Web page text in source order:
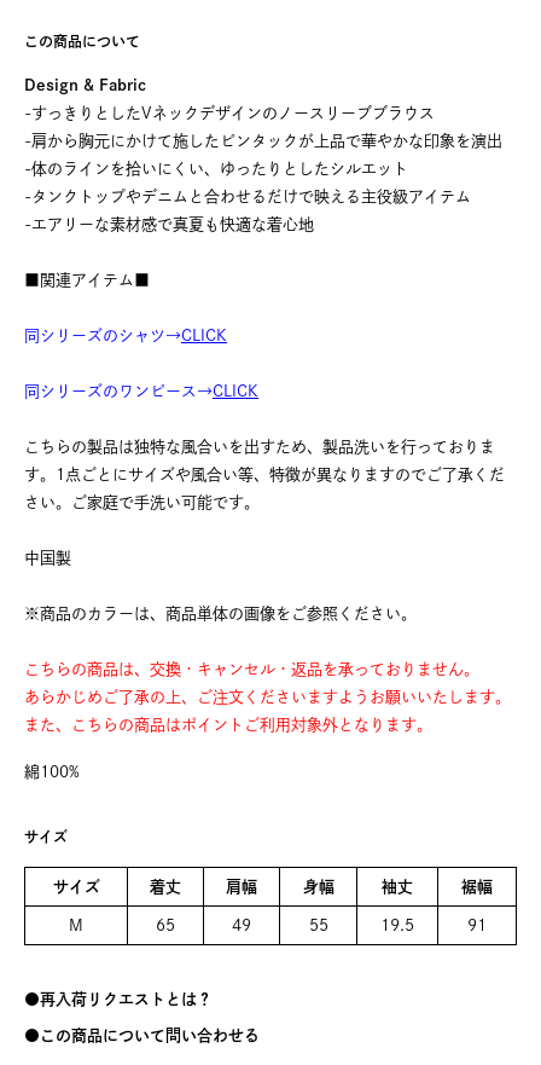
この商品について
Design & Fabric
-すっきりとしたVネックデザインのノースリーブブラウス
-肩から胸元にかけて施したピンタックが上品で華やかな印象を演出
-体のラインを拾いにくい、ゆったりとしたシルエット
-タンクトップやデニムと合わせるだけで映える主役級アイテム
-エアリーな素材感で真夏も快適な着心地
■関連アイテム■
同シリーズのシャツ→CLICK
同シリーズのワンピース→CLICK
こちらの製品は独特な風合いを出すため、製品洗いを行っておりま
す。1点ごとにサイズや風合い等、特徴が異なりますのでご了承くだ
さい。ご家庭で手洗い可能です。
中国製
※商品のカラーは、商品単体の画像をご参照ください。
こちらの商品は、交換・キャンセル・返品を承っておりません。
あらかじめご了承の上、ご注文くださいますようお願いいたします。
また、こちらの商品はポイントご利用対象外となります。
綿100%
サイズ
サイズ 着丈 肩幅 身幅 袖丈 裾幅
M 65 49 55 19.5 91
再入荷リクエストとは？
この商品について問い合わせる